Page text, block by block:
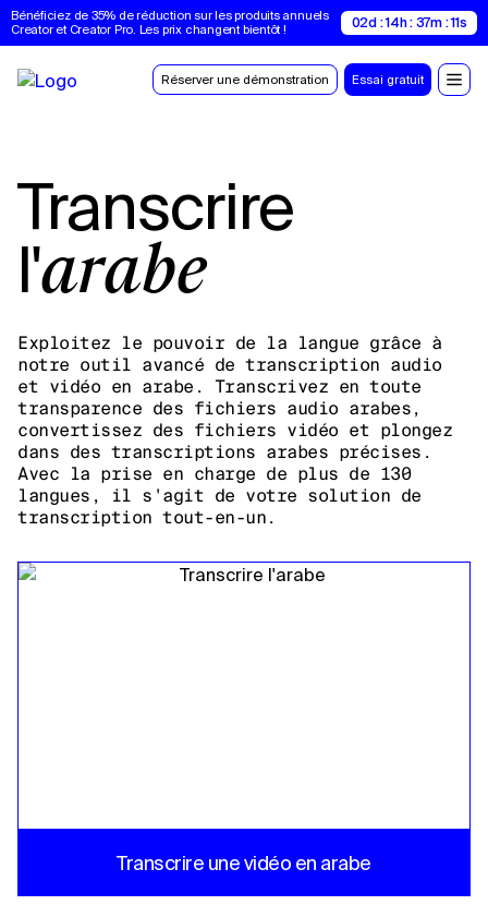
Bénéficiez de 35% de réduction sur les produits annuels
Creator et Creator Pro. Les prix changent bientôt !
02d : 14h : 37m : 10s
Réserver une démonstration Essai gratuit
Transcrire
l'arabe
Exploitez le pouvoir de la langue grâce à
notre outil avancé de transcription audio
et vidéo en arabe. Transcrivez en toute
transparence des fichiers audio arabes,
convertissez des fichiers vidéo et plongez
dans des transcriptions arabes précises.
Avec la prise en charge de plus de 130
langues, il s'agit de votre solution de
transcription tout-en-un.
Transcrire une vidéo en arabe